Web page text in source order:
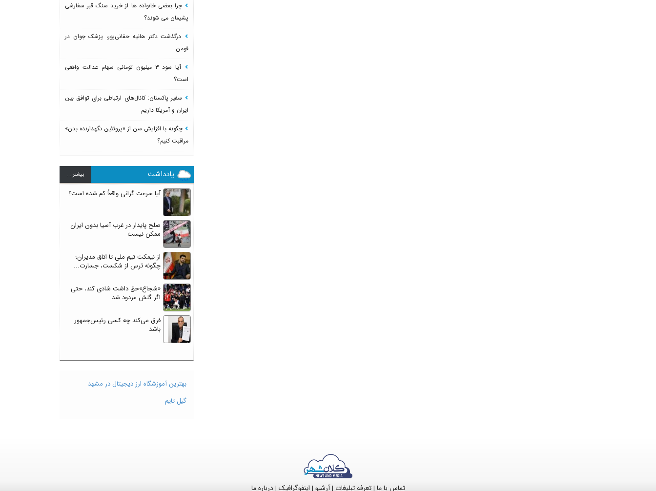
چرا بعضی خانواده ها از خرید سنگ قبر سفارشی
پشیمان می شوند؟
درگذشت دکتر هانیه حقانی‌پور، پزشک جوان در
فومن
آیا سود ۳ میلیون تومانی سهام عدالت واقعی
است؟
سفیر پاکستان: کانال‌های ارتباطی برای توافق بین
ایران و آمریکا داریم
چگونه با افزایش سن از «پروتئین نگهدارنده بدن»
مراقبت کنیم؟
یادداشت بيشتر ...
آیا سرعت گرانی واقعاً کم شده است؟
صلح پایدار در غرب آسیا بدون ایران
ممکن نیست
از نیمکت تیم ملی تا اتاق مدیران؛
چگونه ترس از شکست، جسارت...
«شجاع»حق داشت شادی کند، حتی
اگر گلش مردود شد
فرق می‌کند چه کسی رئیس‌جمهور
باشد
بهترین آموزشگاه ارز دیجیتال در مشهد
گیل تایم
تماس با ما |تعرفه تبلیغات |آرشیو | اینفوگرافیک |درباره ما